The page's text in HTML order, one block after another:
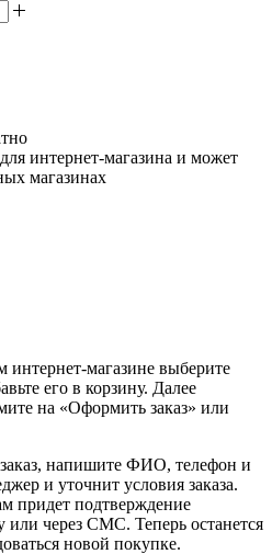
интернет-магазина и может
магазинах
магазине выберите
его в корзину. Далее
на «Оформить заказ» или
напишите ФИО, телефон и
и уточнит условия заказа.
придет подтверждение
или через СМС. Теперь останется
новой покупке.